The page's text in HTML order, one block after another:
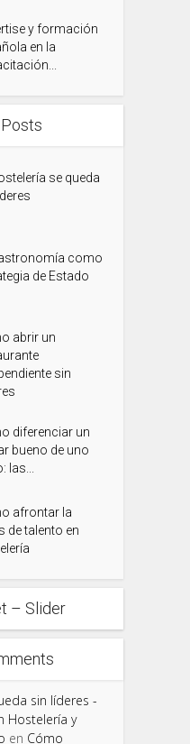
y formación
en la
se queda
como
de Estado
abrir un
sin
diferenciar un
bueno de uno
las...
afrontar la
de talento en
– Slider
sin líderes -
Hostelería y
en Cómo